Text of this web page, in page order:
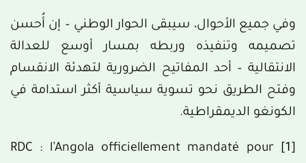
وفي جميع الأحوال، سيبقى الحوار الوطني – إن أُحسن
تصميمه وتنفيذه وربطه بمسار أوسع للعدالة
الانتقالية – أحد المفاتيح الضرورية لتهدئة الانقسام
وفتح الطريق نحو تسوية سياسية أكثر استدامة في
الكونغو الديمقراطية.
[1]
RDC : l’Angola officiellement mandaté pour